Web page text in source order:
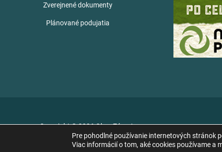
Zverejnené dokumenty
Plánované podujatia
Copyright © 2026 Obec Zámutov
Pre pohodlné používanie internetových stránok
Viac informácií o tom, aké cookies používame a